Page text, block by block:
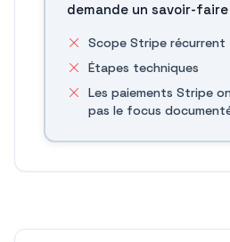
demande un savoir-
Scope Stripe récurrent
Étapes techniques
Les paiements Stripe
pas le focus